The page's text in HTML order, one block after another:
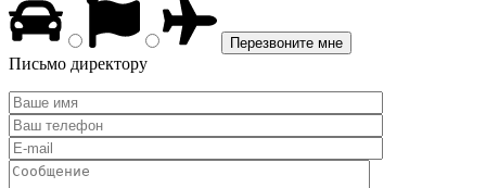
Письмо директору